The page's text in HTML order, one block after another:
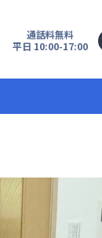
通話料無料
平日 10:00-17:00